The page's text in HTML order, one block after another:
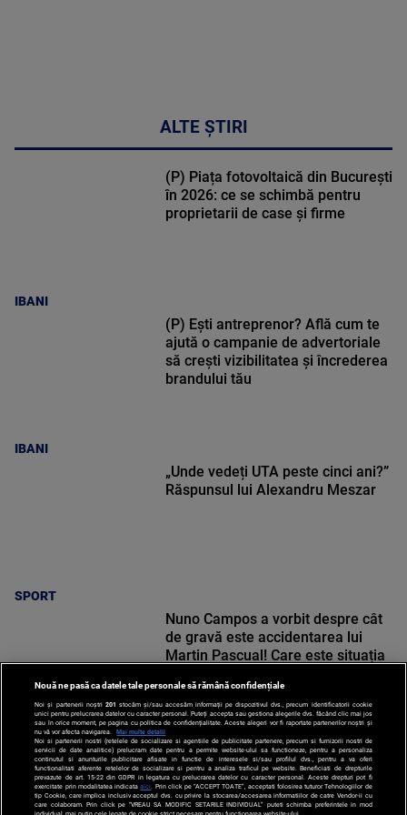
ALTE ȘTIRI
IBANI
(P) Piața fotovoltaică din București
în 2026: ce se schimbă pentru
proprietarii de case și firme
IBANI
(P) Ești antreprenor? Află cum te
ajută o campanie de advertoriale
să crești vizibilitatea și încrederea
brandului tău
SPORT
„Unde vedeți UTA peste cinci ani?”
Răspunsul lui Alexandru Meszar
SPORT
Nuno Campos a vorbit despre cât
de gravă este accidentarea lui
Martin Pascual! Care este situația
Nouă ne pasă ca datele tale personale să rămână confidențiale
Noi și partenerii noștri 201 stocăm și/sau accesăm informații pe dispozitivul dvs., precum identificatorii cookie
unici pentru prelucrarea datelor cu caracter personal. Puteți accepta sau gestiona alegerile dvs. făcând clic mai jos
sau în orice moment, pe pagina cu politica de confidențialitate. Aceste alegeri vor fi raportate partenerilor noștri și
nu vă vor afecta navigarea.
Mai multe detalii
Noi si partenerii nostri (retelele de socializare si agentiile de publicitate partenere, precum si furnizorii nostri de
servicii de date analitice) prelucram date pentru a permite website-ului sa functioneze, pentru a personaliza
continutul si anunturile publicitare afisate in functie de interesele si/sau profilul dvs., pentru a va oferi
functionalitati aferente retelelor de socializare si pentru a analiza traficul pe website. Beneficiati de drepturile
prevazute de art. 15-22 din GDPR in legatura cu prelucrarea datelor cu caracter personal. Aceste drepturi pot fi
exercitate prin modalitatea indicataaici . Prin click pe “ACCEPT TOATE”, acceptati folosirea tuturor Tehnologiilor de
tip Cookie, care implica inclusiv acceptul dvs. cu privire la stocarea/accesarea informatiilor de catre Vendor-ii cu
care colaboram. Prin click pe “VREAU SA MODIFIC SETARILE INDIVIDUAL” puteti schimba preferintele in mod
individual, mai putin cele legate de cookie strict necesare pentru functionarea website-ului.